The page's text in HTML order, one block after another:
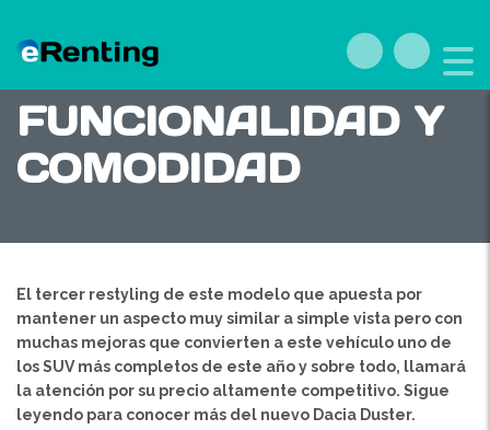
DACIA DUSTER:
FUNCIONALIDAD Y
COMODIDAD
El tercer restyling de este modelo que apuesta por
mantener un aspecto muy similar a simple vista pero con
muchas mejoras que convierten a este vehículo uno de
los SUV más completos de este año y sobre todo, llamará
la atención por su precio altamente competitivo. Sigue
leyendo para conocer más del nuevo Dacia Duster.